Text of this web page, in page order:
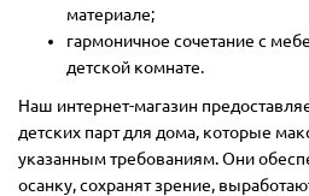
материале;
гармоничное сочетание с
детской комнате.
Наш интернет-магазин
детских парт для дома, которые
указанным требованиям. Они
осанку, сохранят зрение,